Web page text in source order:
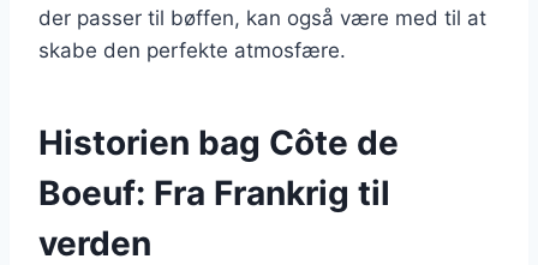
der passer til bøffen, kan også være med til at
skabe den perfekte atmosfære.
Historien bag Côte de
Boeuf: Fra Frankrig til
verden